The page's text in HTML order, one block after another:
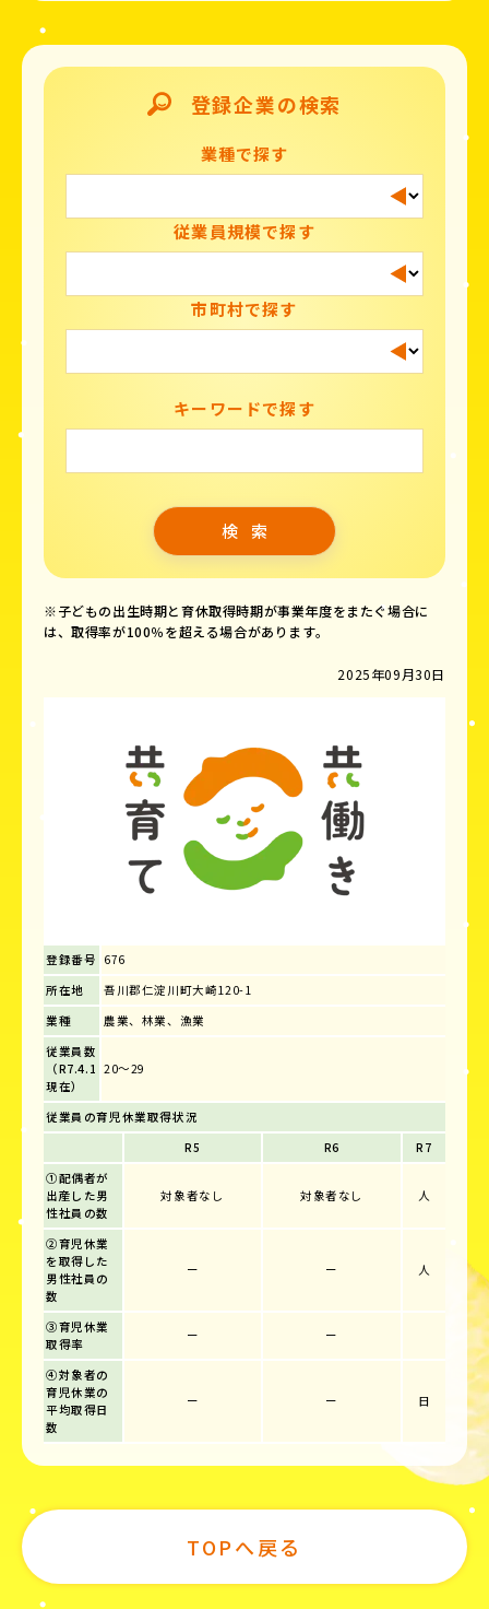
登録企業の検索
業種で探す
従業員規模で探す
市町村で探す
キーワードで探す
※子どもの出生時期と育休取得時期が事業年度をまたぐ場合に
は、取得率が100％を超える場合があります。
2025年09月30日
登録番号 676
所在地
吾川郡仁淀川町大崎120-1
業種
農業、林業、漁業
従業員数
（R7.4.1
現在）
20～29
従業員の育児休業取得状況
R5
R6
R7
①配偶者が
出産した男
性社員の数
対象者なし 対象者なし 人
②育児休業
を取得した
男性社員の
数
ー ー 人
③育児休業
取得率
ー ー
④対象者の
育児休業の
平均取得日
数
ー ー 日
TOPへ戻る